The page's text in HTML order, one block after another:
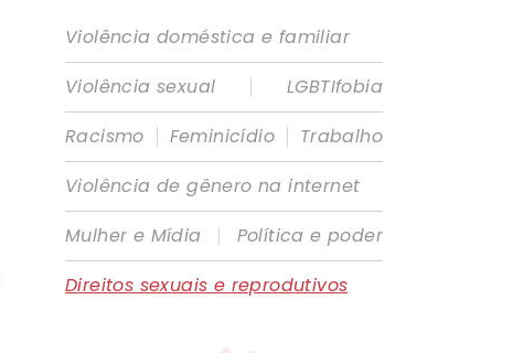
Violência doméstica e familiar
Violência sexual
|
LGBTIfobia
Racismo | Feminicídio | Trabalho
Violência de gênero na internet
Mulher e Mídia
|
Política e poder
Direitos sexuais e reprodutivos